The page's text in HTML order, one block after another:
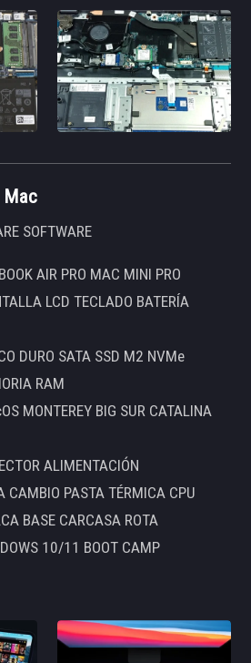
Mac
SOFTWARE
AIR PRO MAC MINI PRO
LCD TECLADO BATERÍA
DURO SATA SSD M2 NVMe
RAM
MONTEREY BIG SUR CATALINA
ALIMENTACIÓN
CAMBIO PASTA TÉRMICA CPU
BASE CARCASA ROTA
10/11 BOOT CAMP